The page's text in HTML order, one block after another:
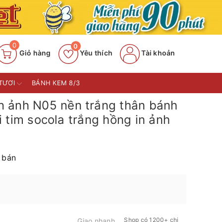
0
Giỏ hàng Yêu thích
0
Tài khoản
BÁNH KEM 8/3
ảnh N05 nền trắng thân bánh
tim socola trắng hồng in ảnh
Shop có 1200+ chi